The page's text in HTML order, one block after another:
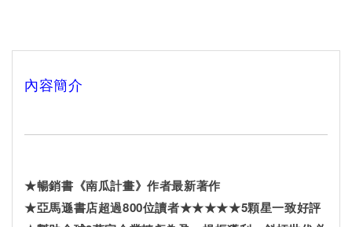
內容簡介
★暢銷書《南瓜計畫》作者最新著作
★亞馬遜書店超過800位讀者★★★★★5顆星一致好評